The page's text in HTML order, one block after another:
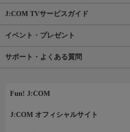
J:COM TVサービスガイド
イベント・プレゼント
サポート・よくある質問
Fun! J:COM
J:COM オフィシャルサイト